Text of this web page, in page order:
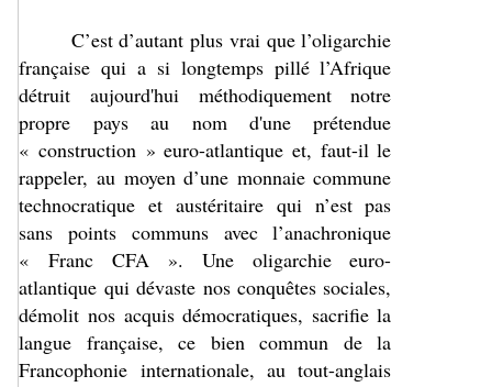
C’est d’autant plus vrai que l’oligarchie
française qui a si longtemps pillé l’Afrique
détruit aujourd'hui méthodiquement notre
propre pays au nom d'une prétendue
« construction » euro-atlantique et, faut-il le
rappeler, au moyen d’une monnaie commune
technocratique et austéritaire qui n’est pas
sans points communs avec l’anachronique
« Franc CFA ». Une oligarchie euro-
atlantique qui dévaste nos conquêtes sociales,
démolit nos acquis démocratiques, sacrifie la
langue française, ce bien commun de la
Francophonie internationale, au tout-anglais